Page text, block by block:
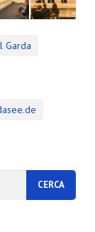
Garda